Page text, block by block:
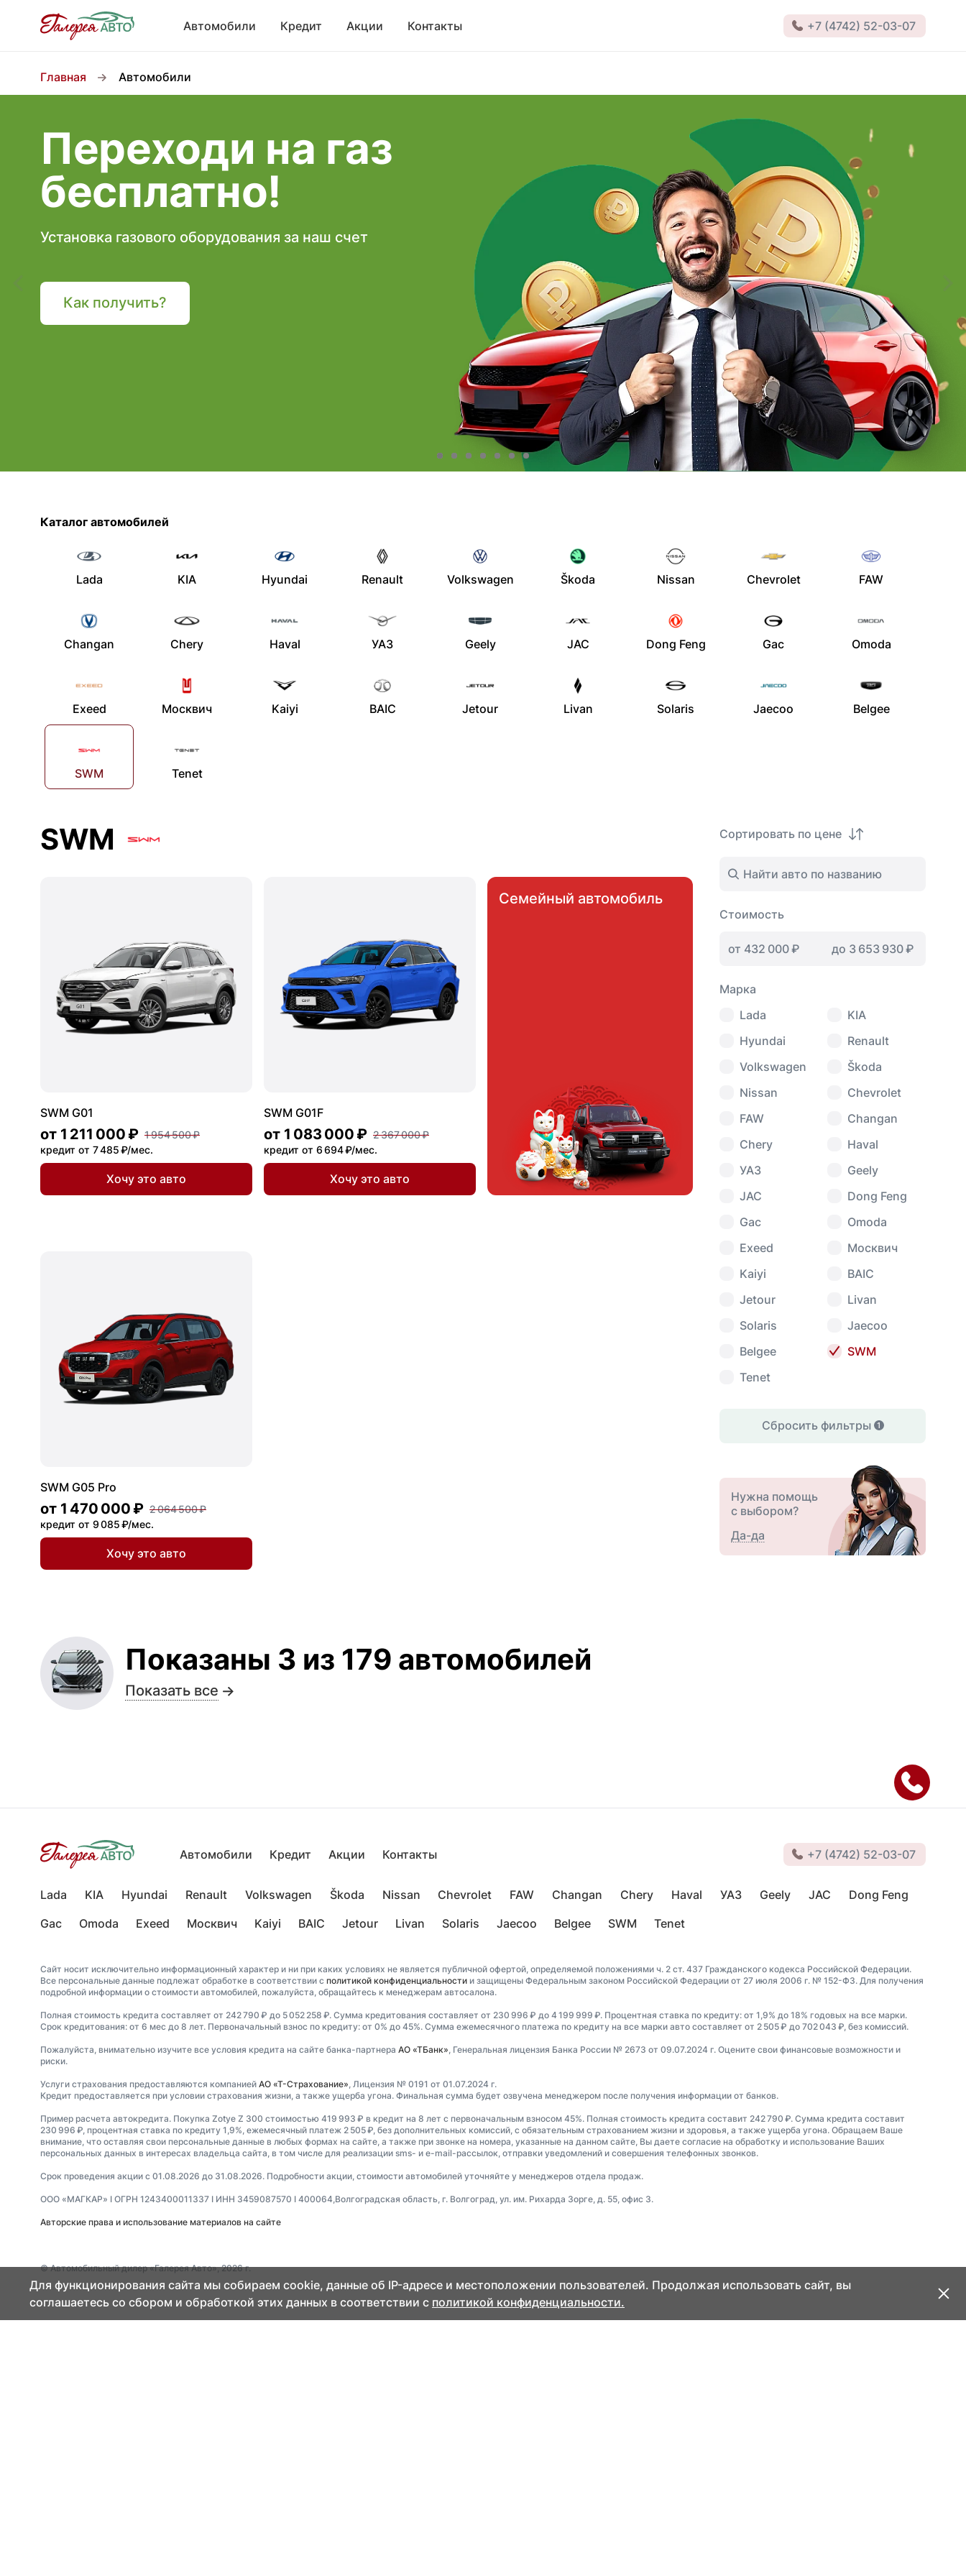
Автомобили Кредит Акции Контакты +7 (4742) 52-03-07
Главная Автомобили
Переходи на газ
бесплатно!
Установка газового оборудования за наш счет
Как получить?
Каталог автомобилей
Lada KIA Hyundai Renault Volkswagen Škoda Nissan Chevrolet FAW
Changan Chery Haval УАЗ Geely JAC Dong Feng Gac Omoda
Exeed Москвич Kaiyi BAIC Jetour Livan Solaris Jaecoo Belgee
SWM Tenet
SWM
SWM G01
от 1 211 000 ₽ 1 954 500 ₽
кредит от 7 485 ₽/мес.
Хочу это авто
SWM G01F
от 1 083 000 ₽ 2 367 000 ₽
кредит от 6 694 ₽/мес.
Хочу это авто
Семейный автомобиль
SWM G05 Pro
от 1 470 000 ₽ 2 064 500 ₽
кредит от 9 085 ₽/мес.
Хочу это авто
Показаны 3 из 179 автомобилей
Показать все
Сортировать по цене
Стоимость
Марка
Lada
KIA
Hyundai
Renault
Volkswagen
Škoda
Nissan
Chevrolet
FAW
Changan
Chery
Haval
УАЗ
Geely
JAC
Dong Feng
Gac
Omoda
Exeed
Москвич
Kaiyi
BAIC
Jetour
Livan
Solaris
Jaecoo
Belgee
SWM
Tenet
Сбросить фильтры 1
Нужна помощь
с выбором?
Да-да
Автомобили Кредит Акции Контакты +7 (4742) 52-03-07
Lada KIA Hyundai Renault Volkswagen Škoda Nissan Chevrolet FAW Changan Chery Haval УАЗ Geely JAC
Dong Feng
Gac
Omoda Exeed Москвич Kaiyi BAIC Jetour Livan Solaris Jaecoo Belgee SWM Tenet
Сайт носит исключительно информационный характер и ни при каких условиях не является публичной офертой, определяемой положениями ч. 2 ст. 437 Гражданского кодекса Российской Федерации.
Все персональные данные подлежат обработке в соответствии с политикой конфиденциальности и защищены Федеральным законом Российской Федерации от 27 июля 2006 г. № 152-ФЗ. Для получения
подробной информации о стоимости автомобилей, пожалуйста, обращайтесь к менеджерам автосалона.
Полная стоимость кредита составляет от 242 790 ₽ до 5 052 258 ₽. Сумма кредитования составляет от 230 996 ₽ до 4 199 999 ₽. Процентная ставка по кредиту: от 1,9% до 18% годовых на все марки.
Срок кредитования: от 6 мес до 8 лет. Первоначальный взнос по кредиту: от 0% до 45%. Сумма ежемесячного платежа по кредиту на все марки авто составляет от 2 505 ₽ до 702 043 ₽, без комиссий.
Пожалуйста, внимательно изучите все условия кредита на сайте банка-партнера АО «ТБанк», Генеральная лицензия Банка России № 2673 от 09.07.2024 г. Оцените свои финансовые возможности и
риски.
Услуги страхования предоставляются компанией АО «Т-Страхование», Лицензия № 0191 от 01.07.2024 г.
Кредит предоставляется при условии страхования жизни, а также ущерба угона. Финальная сумма будет озвучена менеджером после получения информации от банков.
Пример расчета автокредита. Покупка Zotye Z 300 стоимостью 419 993 ₽ в кредит на 8 лет с первоначальным взносом 45%. Полная стоимость кредита составит 242 790 ₽. Сумма кредита составит
230 996 ₽, процентная ставка по кредиту 1,9%, ежемесячный платеж 2 505 ₽, без дополнительных комиссий, с обязательным страхованием жизни и здоровья, а также ущерба угона. Обращаем Ваше
внимание, что оставляя свои персональные данные в любых формах на сайте, а также при звонке на номера, указанные на данном сайте, Вы даете согласие на обработку и использование Ваших
персональных данных в интересах владельца сайта, в том числе для реализации sms- и e-mail-рассылок, отправки уведомлений и совершения телефонных звонков.
Срок проведения акции с 01.08.2026 до 31.08.2026. Подробности акции, стоимости автомобилей уточняйте у менеджеров отдела продаж.
ООО «МАГКАР» I ОГРН 1243400011337 I ИНН 3459087570 I 400064,Волгоградская область, г. Волгоград, ул. им. Рихарда Зорге, д. 55, офис 3.
Авторские права и использование материалов на сайте
© Автомобильный дилер «Галерея Авто», 2026 г.
Для функционирования сайта мы собираем cookie, данные об IP-адресе и местоположении пользователей. Продолжая использовать сайт, вы
соглашаетесь со сбором и обработкой этих данных в соответствии с политикой конфиденциальности.